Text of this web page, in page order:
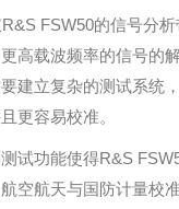
FSW50的信号分
高载波频率的信号的
建立复杂的测试系统
更容易校准。
试功能使得R&S
空航天与国防计量校